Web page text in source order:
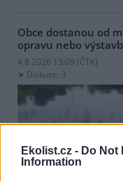
Ekolist.cz - Do Not
Information
Obce dostanou od
opravu nebo
4.8.2026 13:09 (ČTK)
Diskuse: 3
nádrží. Žádost o dotace